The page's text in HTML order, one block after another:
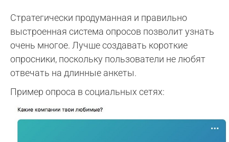
Стратегически продуманная и правильно
выстроенная система опросов позволит узнать
очень многое. Лучше создавать короткие
опросники, поскольку пользователи не любят
отвечать на длинные анкеты.
Пример опроса в социальных сетях: